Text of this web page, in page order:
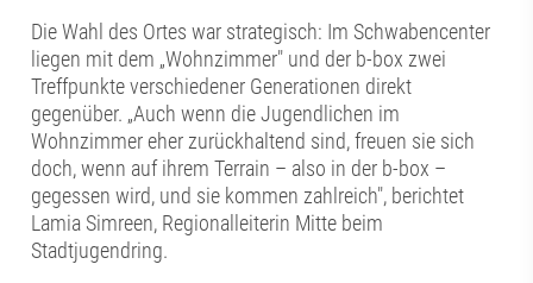
Die Wahl des Ortes war strategisch: Im Schwabencenter
liegen mit dem „Wohnzimmer" und der b-box zwei
Treffpunkte verschiedener Generationen direkt
gegenüber. „Auch wenn die Jugendlichen im
Wohnzimmer eher zurückhaltend sind, freuen sie sich
doch, wenn auf ihrem Terrain – also in der b-box –
gegessen wird, und sie kommen zahlreich", berichtet
Lamia Simreen, Regionalleiterin Mitte beim
Stadtjugendring.